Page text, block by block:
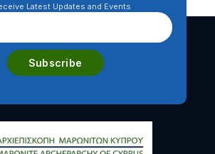
Latest Updates and Events